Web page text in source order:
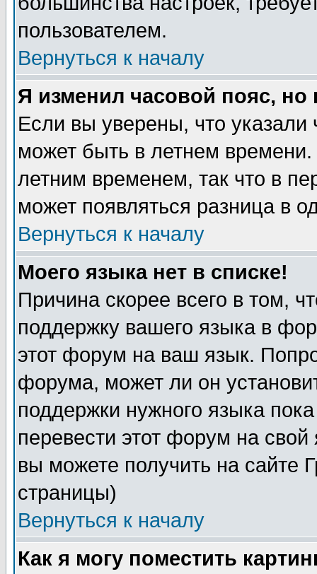
пользователем.
Вернуться к началу
Я изменил часовой пояс,
Если вы уверены, что указали
может быть в летнем
летним временем, так что в
может появляться разница в
Вернуться к началу
Моего языка нет в списке!
Причина скорее всего в том,
поддержку вашего языка в
этот форум на ваш язык.
форума, может ли он
поддержки нужного языка
перевести этот форум на
вы можете получить на сайте
страницы)
Вернуться к началу
Как я могу поместить